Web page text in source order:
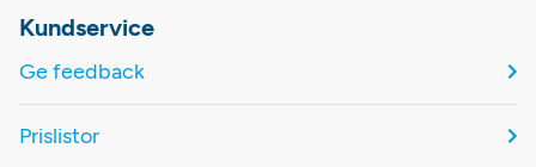
Kundservice
Ge feedback
Prislistor